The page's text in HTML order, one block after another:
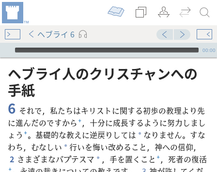
ヘブライ 6
Audio Player
00:00
ヘブライ​人​の​クリスチャン​へ​の​
手紙
6 それで，私たちはキリストに関する初歩の教理より先
に進んだのですから+，十分に成長するように努力しまし
ょう +。基礎的な教えに逆戻りしては * なりません。すな
わち，むなしい * 行いを悔い改めること，神への信仰，
2 さまざまなバプテスマ * ，手を置くこと +，死者の復活